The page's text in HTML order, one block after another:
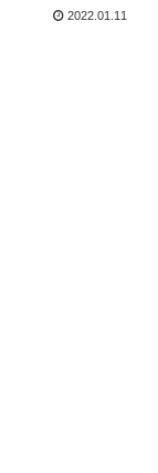
2022.01.11